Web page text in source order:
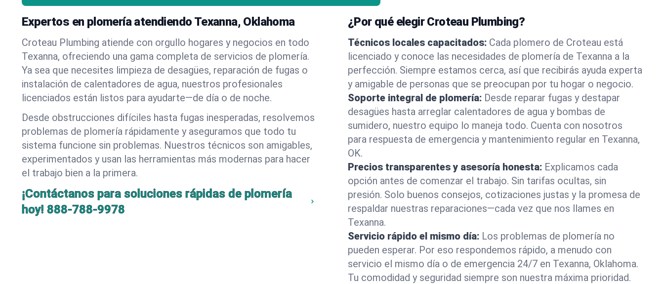
Expertos en plomería atendiendo Texanna, Oklahoma
Croteau Plumbing atiende con orgullo hogares y negocios en todo
Texanna, ofreciendo una gama completa de servicios de plomería.
Ya sea que necesites limpieza de desagües, reparación de fugas o
instalación de calentadores de agua, nuestros profesionales
licenciados están listos para ayudarte—de día o de noche.
Desde obstrucciones difíciles hasta fugas inesperadas, resolvemos
problemas de plomería rápidamente y aseguramos que todo tu
sistema funcione sin problemas. Nuestros técnicos son amigables,
experimentados y usan las herramientas más modernas para hacer
el trabajo bien a la primera.
¡Contáctanos para soluciones rápidas de plomería
hoy! 888-788-9978
¿Por qué elegir Croteau Plumbing?
Técnicos locales capacitados: Cada plomero de Croteau está
licenciado y conoce las necesidades de plomería de Texanna a la
perfección. Siempre estamos cerca, así que recibirás ayuda experta
y amigable de personas que se preocupan por tu hogar o negocio.
Soporte integral de plomería: Desde reparar fugas y destapar
desagües hasta arreglar calentadores de agua y bombas de
sumidero, nuestro equipo lo maneja todo. Cuenta con nosotros
para respuesta de emergencia y mantenimiento regular en Texanna,
OK.
Precios transparentes y asesoría honesta: Explicamos cada
opción antes de comenzar el trabajo. Sin tarifas ocultas, sin
presión. Solo buenos consejos, cotizaciones justas y la promesa de
respaldar nuestras reparaciones—cada vez que nos llames en
Texanna.
Servicio rápido el mismo día: Los problemas de plomería no
pueden esperar. Por eso respondemos rápido, a menudo con
servicio el mismo día o de emergencia 24/7 en Texanna, Oklahoma.
Tu comodidad y seguridad siempre son nuestra máxima prioridad.